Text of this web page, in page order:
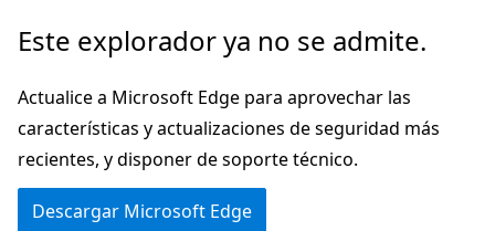
Ir
contenido
principal
Ir
la
navegación
en
la
página
Este explorador ya no se admite.
Actualice a Microsoft Edge para aprovechar las
características y actualizaciones de seguridad más
recientes, y disponer de soporte técnico.
Descargar Microsoft Edge